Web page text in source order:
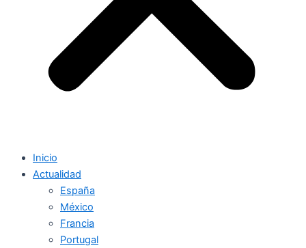
Inicio
Actualidad
España
México
Francia
Portugal